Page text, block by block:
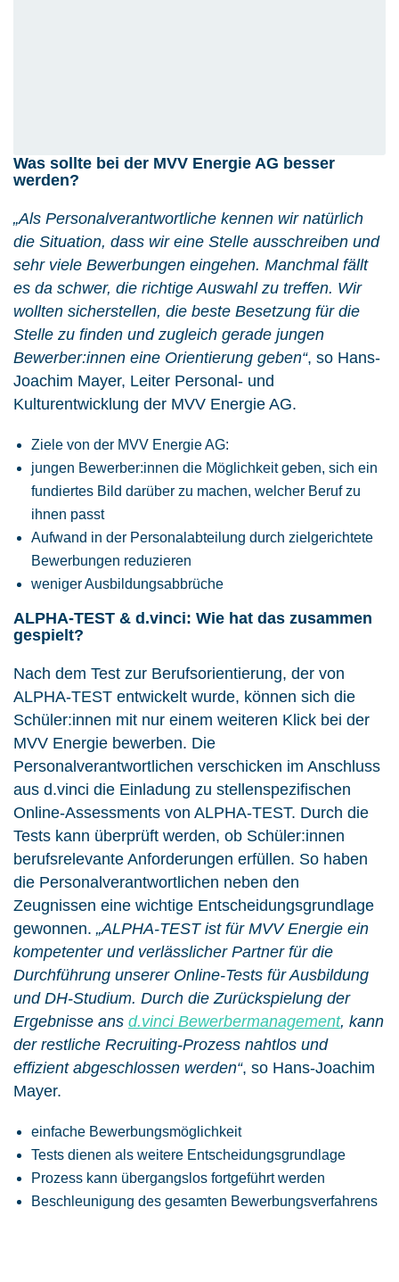
Was sollte bei der MVV Energie AG besser
werden?
„Als Personalverantwortliche kennen wir natürlich
die Situation, dass wir eine Stelle ausschreiben und
sehr viele Bewerbungen eingehen. Manchmal fällt
es da schwer, die richtige Auswahl zu treffen. Wir
wollten sicherstellen, die beste Besetzung für die
Stelle zu finden und zugleich gerade jungen
Bewerber:innen eine Orientierung geben“, so Hans-
Joachim Mayer, Leiter Personal- und
Kulturentwicklung der MVV Energie AG.
Ziele von der MVV Energie AG:
jungen Bewerber:innen die Möglichkeit geben, sich ein
fundiertes Bild darüber zu machen, welcher Beruf zu
ihnen passt
Aufwand in der Personalabteilung durch zielgerichtete
Bewerbungen reduzieren
weniger Ausbildungsabbrüche
ALPHA-TEST & d.vinci: Wie hat das zusammen
gespielt?
Nach dem Test zur Berufsorientierung, der von
ALPHA-TEST entwickelt wurde, können sich die
Schüler:innen mit nur einem weiteren Klick bei der
MVV Energie bewerben. Die
Personalverantwortlichen verschicken im Anschluss
aus d.vinci die Einladung zu stellenspezifischen
Online-Assessments von ALPHA-TEST. Durch die
Tests kann überprüft werden, ob Schüler:innen
berufsrelevante Anforderungen erfüllen. So haben
die Personalverantwortlichen neben den
Zeugnissen eine wichtige Entscheidungsgrundlage
gewonnen. „ALPHA-TEST ist für MVV Energie ein
kompetenter und verlässlicher Partner für die
Durchführung unserer Online-Tests für Ausbildung
und DH-Studium. Durch die Zurückspielung der
Ergebnisse ans d.vinci Bewerbermanagement, kann
der restliche Recruiting-Prozess nahtlos und
effizient abgeschlossen werden“, so Hans-Joachim
Mayer.
einfache Bewerbungsmöglichkeit
Tests dienen als weitere Entscheidungsgrundlage
Prozess kann übergangslos fortgeführt werden
Beschleunigung des gesamten Bewerbungsverfahrens